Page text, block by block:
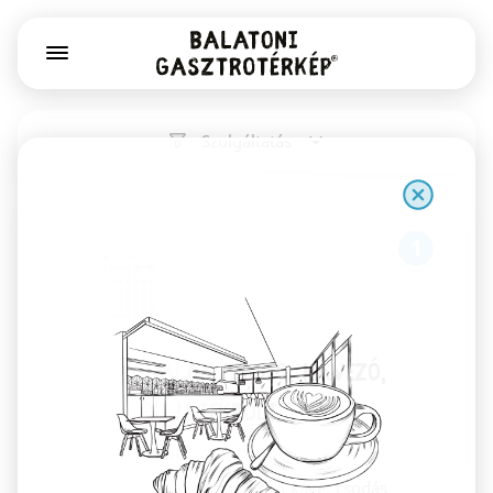
Szolgáltatás
Már Vártalak pékség, kávézó,
könyv- és játékbolt
Székesfehérvár
Kovászos kenyér, Gianni Frasi kávé, csodás